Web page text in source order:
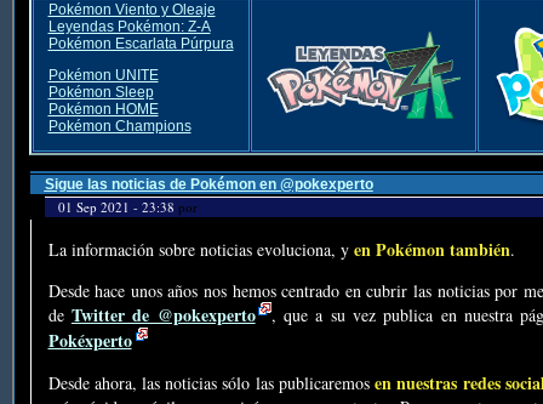
Pokémon Viento y Oleaje
Leyendas Pokémon: Z-A
Pokémon Escarlata Púrpura
Pokémon UNITE
Pokémon Sleep
Pokémon HOME
Pokémon Champions
Sigue las noticias de Pokémon en @pokexperto
01 Sep 2021 - 23:38 por
La información sobre noticias evoluciona, y en Pokémon también.
Desde hace unos años nos hemos centrado en cubrir las noticias por
de Twitter de @pokexperto , que a su vez publica en nuestra
Pokéxperto
Desde ahora, las noticias sólo las publicaremosen nuestras redes